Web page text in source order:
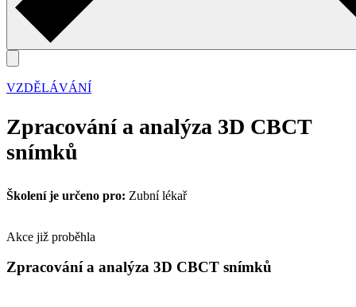
VZDĚLÁVÁNÍ
Zpracování a analýza 3D CBCT
snímků
Školení je určeno pro: Zubní lékař
Akce již proběhla
Zpracování a analýza 3D CBCT snímků